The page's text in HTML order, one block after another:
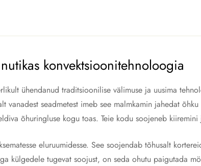
konvektsioonitehnoloogia
ühendanud traditsioonilise välimuse ja uusima
seadmetest imeb see malmkamin jahedat
õhuringluse kogu toas. Teie kodu soojeneb
eluruumidesse. See soojendab tõhusalt
külgedele tugevat soojust, on seda ohutu paigutada